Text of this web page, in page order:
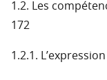
1.2. Les
172
1.2.1.